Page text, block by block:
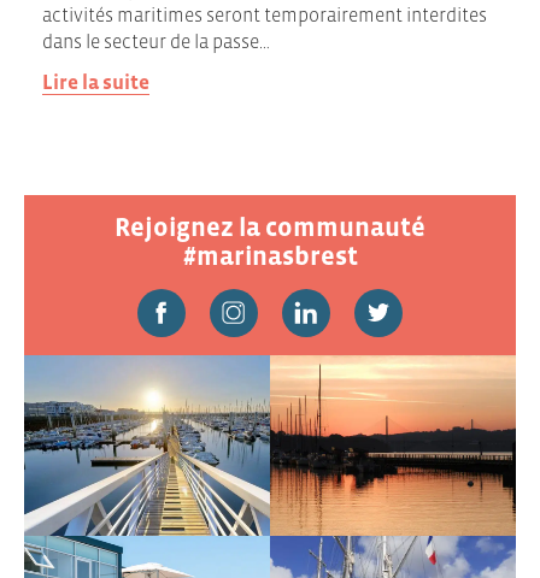
activités maritimes seront temporairement interdites
dans le secteur de la passe…
Lire la suite
Rejoignez la communauté
#marinasbrest